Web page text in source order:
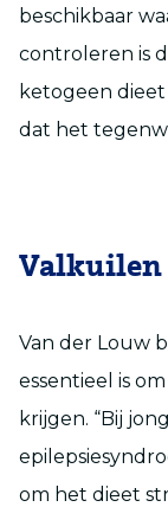
beschikbaar
controleren is
ketogeen
dat het
Valkuilen
Van der Louw
essentieel is
krijgen. “Bij
om het dieet